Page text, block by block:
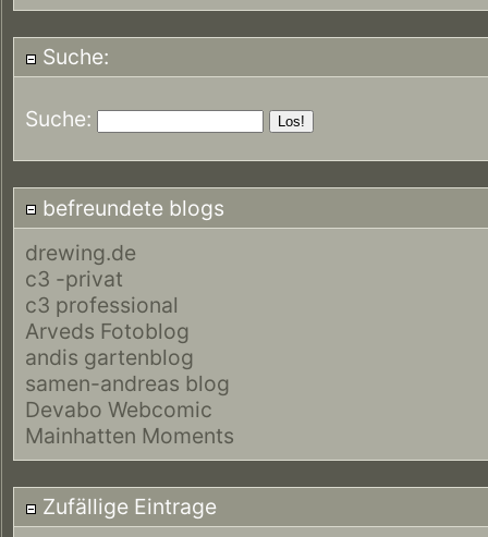
Suche:
Suche:
befreundete blogs
drewing.de
c3 -privat
c3 professional
Arveds Fotoblog
andis gartenblog
samen-andreas blog
Devabo Webcomic
Mainhatten Moments
Zufällige Eintrage